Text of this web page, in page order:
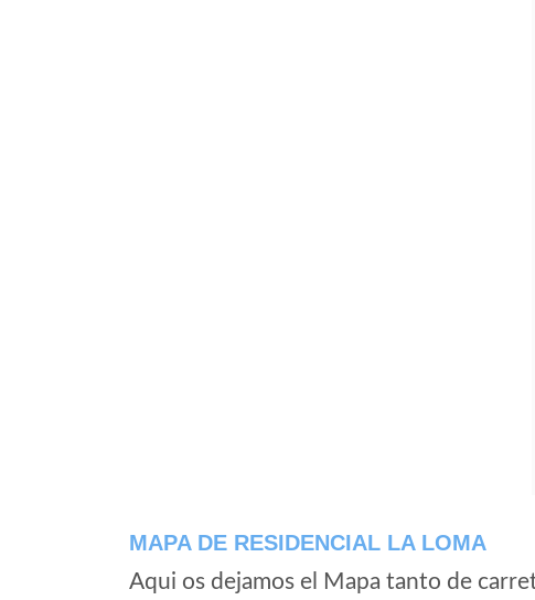
MAPA DE RESIDENCIAL LA LOMA
Aqui os dejamos el Mapa tanto de